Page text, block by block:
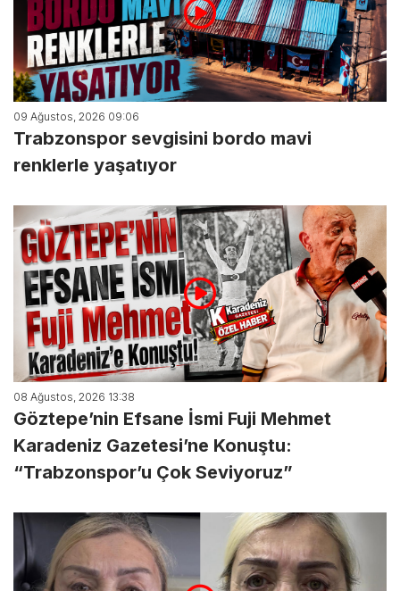
09 Ağustos, 2026 09:06
Trabzonspor sevgisini bordo mavi
renklerle yaşatıyor
08 Ağustos, 2026 13:38
Göztepe’nin Efsane İsmi Fuji Mehmet
Karadeniz Gazetesi’ne Konuştu:
“Trabzonspor’u Çok Seviyoruz”